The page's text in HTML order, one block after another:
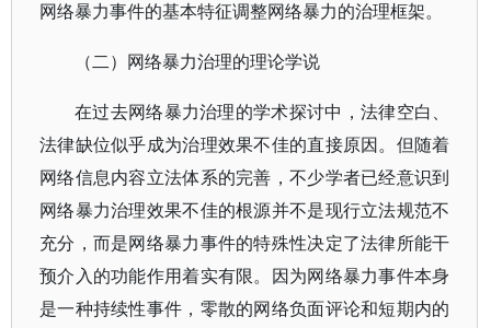
网络暴力事件的基本特征调整网络暴力的治理框架。
（二）网络暴力治理的理论学说
在过去网络暴力治理的学术探讨中，法律空白、
法律缺位似乎成为治理效果不佳的直接原因。但随着
网络信息内容立法体系的完善，不少学者已经意识到
网络暴力治理效果不佳的根源并不是现行立法规范不
充分，而是网络暴力事件的特殊性决定了法律所能干
预介入的功能作用着实有限。因为网络暴力事件本身
是一种持续性事件，零散的网络负面评论和短期内的